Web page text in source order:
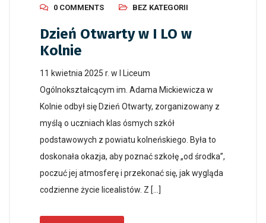
0 COMMENTS
BEZ KATEGORII
Dzień Otwarty w I LO w
Kolnie
11 kwietnia 2025 r. w I Liceum
Ogólnokształcącym im. Adama Mickiewicza w
Kolnie odbył się Dzień Otwarty, zorganizowany z
myślą o uczniach klas ósmych szkół
podstawowych z powiatu kolneńskiego. Była to
doskonała okazja, aby poznać szkołę „od środka”,
poczuć jej atmosferę i przekonać się, jak wygląda
codzienne życie licealistów. Z […]